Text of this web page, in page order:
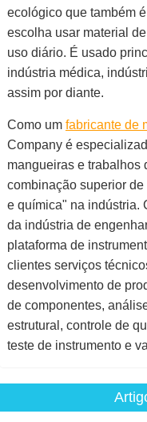
ecológico que também
escolha usar material
uso diário. É usado
indústria médica,
assim por diante.
Como um fabricante de
Company é
mangueiras e trabalhos
combinação superior de
e química" na indústria.
da indústria de
plataforma de
clientes serviços
desenvolvimento de
de componentes,
estrutural, controle de
teste de instrumento e